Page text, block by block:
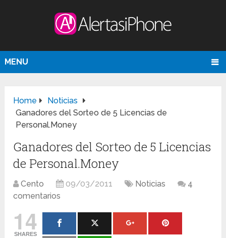
MENU
Home
Noticias
Ganadores del Sorteo de 5 Licencias de
Personal.Money
Ganadores del Sorteo de 5 Licencias
de Personal.Money
Cento 09/03/2011 Noticias
4
comentarios
14
SHARES